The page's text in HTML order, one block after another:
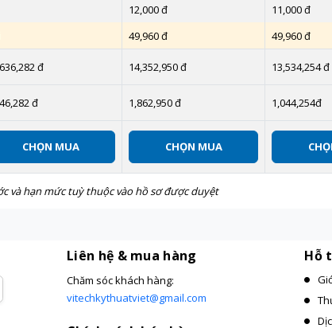
12,000 đ 11,000 đ
49,960 đ 49,960 đ
đ 14,352,950 đ 13,534,254 đ
đ 1,862,950 đ 1,044,254đ
CHỌN MUA CHỌN MUA
và hạn mức tuỳ thuộc vào hồ sơ được duyệt
Liên hệ & mua hàng
Chăm sóc khách hàng:
vitechkythuatviet@gmail.com
Hỗ